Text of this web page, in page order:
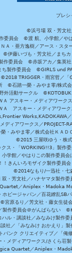
プレシ
©浜弓場 双・芳文社
委員会 ©渡 航、小学館／や
Ａ・亜方逸樹／アース・ス
伊藤いづも・芳文社／まち
作委員会 ©赤坂アカ／集英
ち製作委員会 ©GIRLS und
TRIGGER・雨宮哲／
©石踏一榮・みやま零/株式
外活動サークル
アスキー・メディアワー
Ａ アスキー・メディアワ
Works,KADOKAWA
ディアワークス／
・みやま零／株式会社ＫＡＤ
©2015 三屋咲ゆう・株
ス・「WORKING!!3」製作
小学館／やはりこの製作委員
！きんいろモザイク製作委員
©2014なもり/一迅社・
・芳文社／ハナヤマタ製作
／Aniplex・Madoka
ビージャパン／百花繚乱
©宮原るり／芳文社・藤女生徒
製作委員会＠がんばらない
ル・講談社／みなみけ製作
社／「みなみけ おかえり」
バンク クリエイティブ／「
・メディアワークス/さく
Quartet／Aniplex・